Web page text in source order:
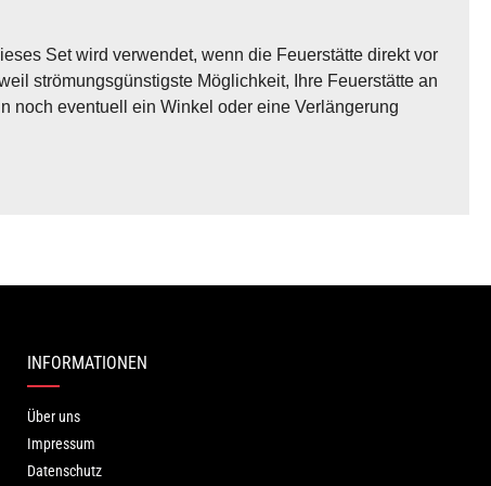
Set wird verwendet, wenn die Feuerstätte direkt vor
strömungsgünstigste Möglichkeit, Ihre Feuerstätte an
noch eventuell ein Winkel oder eine Verlängerung
INFORMATIONEN
Über uns
Impressum
Datenschutz